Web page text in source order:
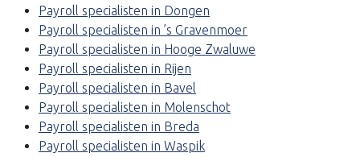
Payroll specialisten in Dongen
Payroll specialisten in ’s Gravenmoer
Payroll specialisten in Hooge Zwaluwe
Payroll specialisten in Rijen
Payroll specialisten in Bavel
Payroll specialisten in Molenschot
Payroll specialisten in Breda
Payroll specialisten in Waspik